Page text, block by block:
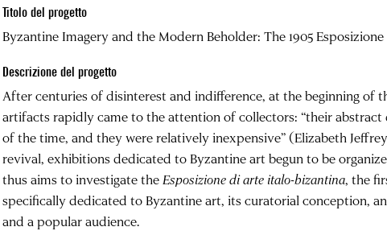
Titolo del progetto
Byzantine Imagery and the Modern Beholder: The 1905
Descrizione del progetto
After centuries of disinterest and indifference, at the beginning of
artifacts rapidly came to the attention of collectors: “their
of the time, and they were relatively inexpensive” (Elizabeth
revival, exhibitions dedicated to Byzantine art begun to be
thus aims to investigate the Esposizione di arte italo-bizantina, the
specifically dedicated to Byzantine art, its curatorial conception,
and a popular audience.